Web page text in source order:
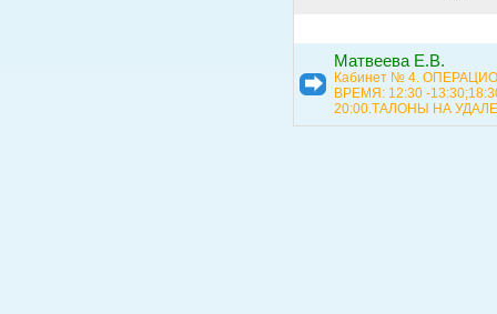
Матвеева Е.В.
Кабинет № 4.
ВРЕМЯ: 12:30 -
20:00.ТАЛОНЫ НА